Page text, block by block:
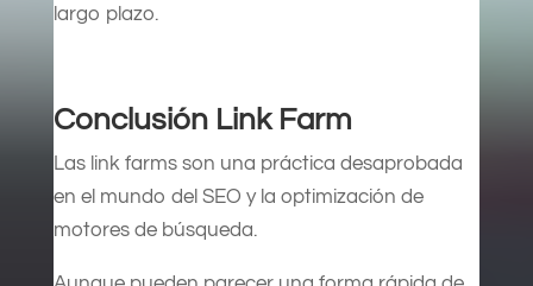
largo plazo.
Conclusión Link Farm
Las link farms son una práctica desaprobada
en el mundo del SEO y la optimización de
motores de búsqueda.